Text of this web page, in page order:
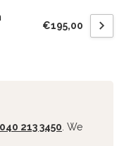
€195,00
040 213 3450 . We